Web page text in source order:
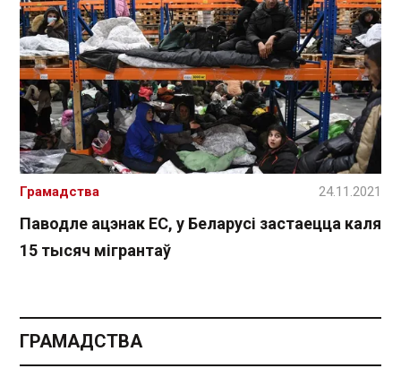
Паводле ацэнак ЕС, у Беларусі застаецца каля
15 тысяч мігрантаў
Грамадства 24.11.2021
ГРАМАДСТВА